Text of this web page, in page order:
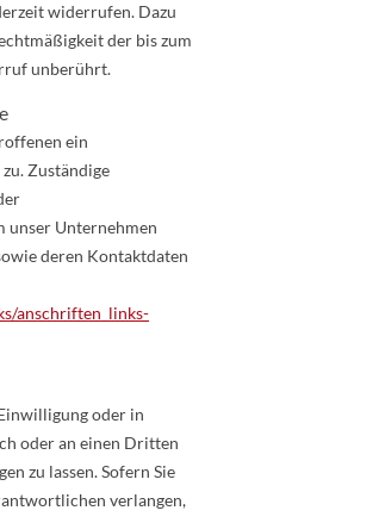
widerrufen. Dazu
der bis zum
unberührt.
ein
Zuständige
unser Unternehmen
deren Kontaktdaten
anschriften_links-
oder in
oder an einen Dritten
zu lassen. Sofern Sie
verlangen,